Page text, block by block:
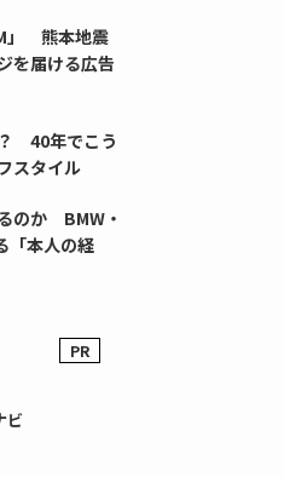
」 熊本地震
を届ける広告
40年でこう
スタイル
のか BMW・
「本人の経
ビ